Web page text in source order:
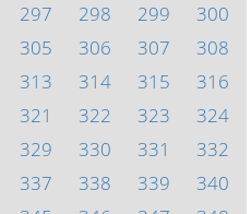
297 298 299
300
305 306 307
308
313 314 315
316
321 322 323
324
329 330 331
332
337 338 339
340